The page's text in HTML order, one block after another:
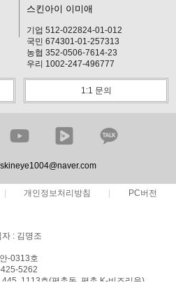
스킨아이 이미애
기업 512-022824-01-012
국민 674301-01-257313
농협 352-0506-7614-23
우리 1002-247-496777
1:1 문의
개인정보처리방침 PC버전
: 김명조
-0313호
5262
1113호(평촌동, 평촌 K-비즈리움)